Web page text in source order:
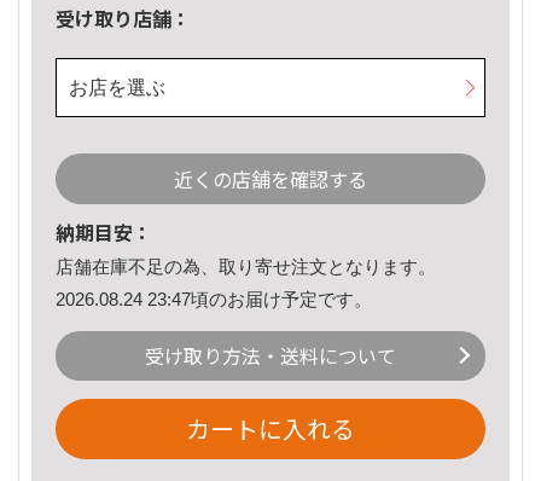
受け取り店舗：
お店を選ぶ
近くの店舗を確認する
納期目安：
店舗在庫不足の為、取り寄せ注文となります。
2026.08.24 23:47頃のお届け予定です。
受け取り方法・送料について
カートに入れる